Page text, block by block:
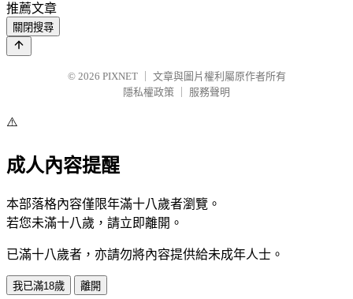
推薦文章
關閉搜尋
© 2026 PIXNET
文章與圖片權利屬原作者所有
隱私權政策
服務聲明
⚠️
成人內容提醒
本部落格內容僅限年滿十八歲者瀏覽。
若您未滿十八歲，請立即離開。
已滿十八歲者，亦請勿將內容提供給未成年人士。
我已滿18歲 離開